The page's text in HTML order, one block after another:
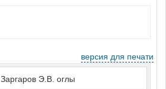
версия для печати
Заргаров Э.В. оглы